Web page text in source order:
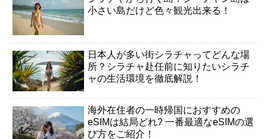
小さい島だけど色々観光出来る！
日本人が多い街シラチャってどんな場
所？シラチャ赴任前に知りたいシラチ
ャの生活環境を徹底解説！
海外在住者の一時帰国におすすめの
eSIMは結局どれ? 一番最適なeSIMの選
び方をご紹介！